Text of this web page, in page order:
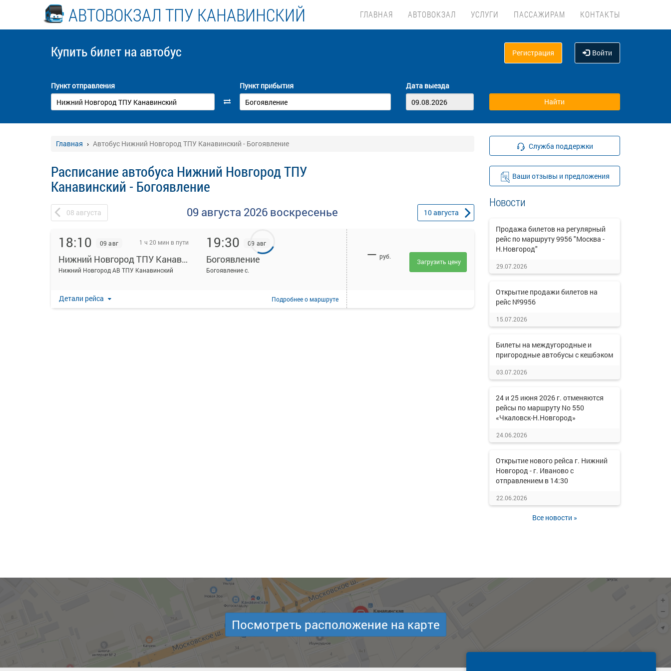
АВТОВОКЗАЛ ТПУ КАНАВИНСКИЙ ГЛАВНАЯ АВТОВОКЗАЛ УСЛУГИ ПАССАЖИРАМ КОНТАКТЫ
Купить билет на автобус Регистрация Войти
Пункт отправления Пункт прибытия Дата выезда
Главная Автобус Нижний Новгород ТПУ Канавинский - Богоявление
Расписание автобуса Нижний Новгород ТПУ
Канавинский - Богоявление
08 августа 09 августа 2026 воскресенье 10августа
18:10 09 авг 1 ч 20 мин в пути
Нижний Новгород ТПУ Канавинский
Нижний Новгород АВ ТПУ Канавинский
19:30 09 авг
Богоявление
Богоявление с.
Детали рейса Подробнеео маршруте
— руб.
Загрузить цену
Служба поддержки
Ваши отзывы и предложения
Новости
Продажа билетов на регулярный
рейс по маршруту 9956 "Москва -
Н.Новгород"
29.07.2026
Открытие продажи билетов на
рейс №9956
15.07.2026
Билеты на междугородные и
пригородные автобусы с кешбэком
03.07.2026
24 и 25 июня 2026 г. отменяются
рейсы по маршруту No 550
«Чкаловск-Н.Новгород»
24.06.2026
Открытие нового рейса г. Нижний
Новгород - г. Иваново с
отправлением в 14:30
22.06.2026
Все новости »
Посмотреть расположение на карте